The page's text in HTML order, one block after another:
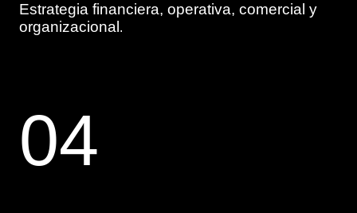
Estrategia financiera, operativa, comercial y
organizacional .
04